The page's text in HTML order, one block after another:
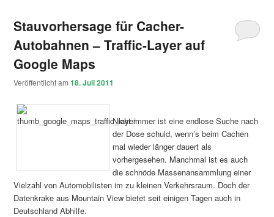
Stauvorhersage für Cacher-
Autobahnen – Traffic-Layer auf
Google Maps
Veröffentlicht am18. Juli 2011
Nicht immer ist eine endlose Suche nach
der Dose schuld, wenn’s beim Cachen
mal wieder länger dauert als
vorhergesehen. Manchmal ist es auch
die schnöde Massenansammlung einer
Vielzahl von Automobilisten im zu kleinen Verkehrsraum. Doch der
Datenkrake aus Mountain View bietet seit einigen Tagen auch in
Deutschland Abhilfe.